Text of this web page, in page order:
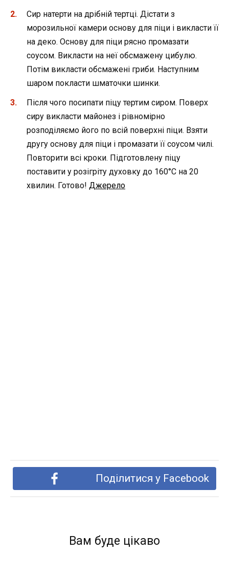
Сир натерти на дрібній тертці. Дістати з
морозильної камери основу для піци і викласти її
на деко. Основу для піци рясно промазати
соусом. Викласти на неї обсмажену цибулю.
Потім викласти обсмажені гриби. Наступним
шаром покласти шматочки шинки.
Після чого посипати піцу тертим сиром. Поверх
сиру викласти майонез і рівномірно
розподіляємо його по всій поверхні піци. Взяти
другу основу для піци і промазати її соусом чилі.
Повторити всі кроки. Підготовлену піцу
поставити у розігріту духовку до 160°С на 20
хвилин. Готово! Джерело
Поділитися у Facebook
Вам буде цікаво